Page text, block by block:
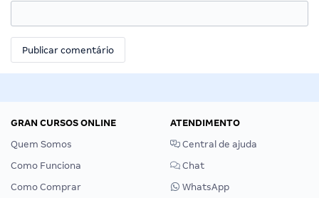
GRAN CURSOS ONLINE
Quem Somos
Como Funciona
Como Comprar
ATENDIMENTO
Central de ajuda
Chat
WhatsApp